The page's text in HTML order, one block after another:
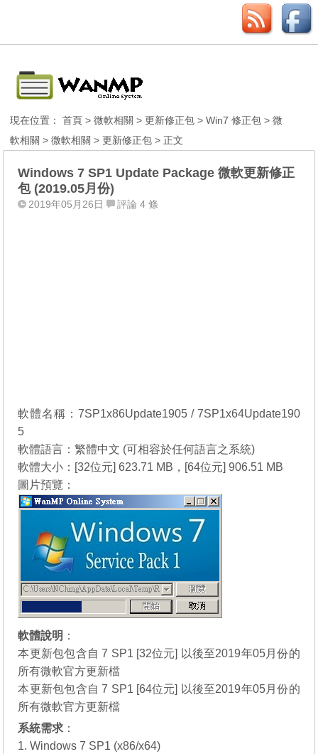
現在位置：首頁 >微軟相關 >更新修正包 >Win7 修正包 >微
軟相關 >微軟相關 >更新修正包 > 正文
Windows 7 SP1 Update Package 微軟更新修正
包 (2019.05月份)
2019年05月26日 評論 4 條
軟體名稱：7SP1x86Update1905 / 7SP1x64Update190
5
軟體語言：繁體中文 (可相容於任何語言之系統)
軟體大小：[32位元] 623.71 MB，[64位元] 906.51 MB
圖片預覽：
軟體說明 ：
本更新包包含自 7 SP1 [32位元] 以後至2019年05月份的
所有微軟官方更新檔
本更新包包含自 7 SP1 [64位元] 以後至2019年05月份的
所有微軟官方更新檔
系統需求 ：
1. Windows 7 SP1 (x86/x64)